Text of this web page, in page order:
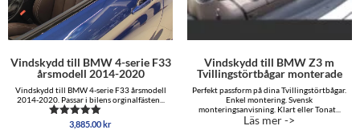
Vindskydd till BMW 4-serie F33
årsmodell 2014-2020
Vindskydd till BMW 4-serie F33 årsmodell
2014-2020. Passar i bilens orginalfästen...
Betygsatt
3,885.00kr
Vindskydd till BMW Z3 m
Tvillingstörtbågar monterade
Perfekt passform på dina Tvillingstörtbågar.
Enkel montering. Svensk
monteringsanvisning. Klart eller Tonat...
Läs mer ->